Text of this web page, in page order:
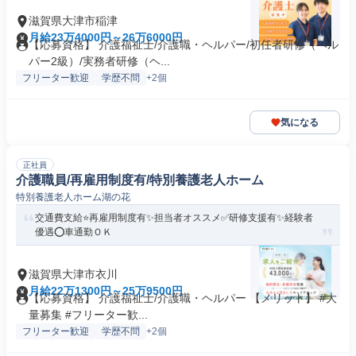
滋賀県大津市稲津
月給23万4000円～26万6000円
【応募資格】 介護福祉士/介護職・ヘルパー/初任者研修（ヘル
パー2級）/実務者研修（ヘ...
フリーター歓迎 学歴不問 +2個
気になる
正社員
介護職員/再雇用制度有/特別養護老人ホーム
特別養護老人ホーム湖の花
交通費支給⭐️再雇用制度有✨担当者オススメ✅️研修支援有✨経験者
優遇⭕️車通勤ＯＫ
滋賀県大津市衣川
月給22万1300円～25万9500円
【応募資格】 介護福祉士/介護職・ヘルパー 【メリット】 #大
量募集 #フリーター歓...
フリーター歓迎 学歴不問 +2個